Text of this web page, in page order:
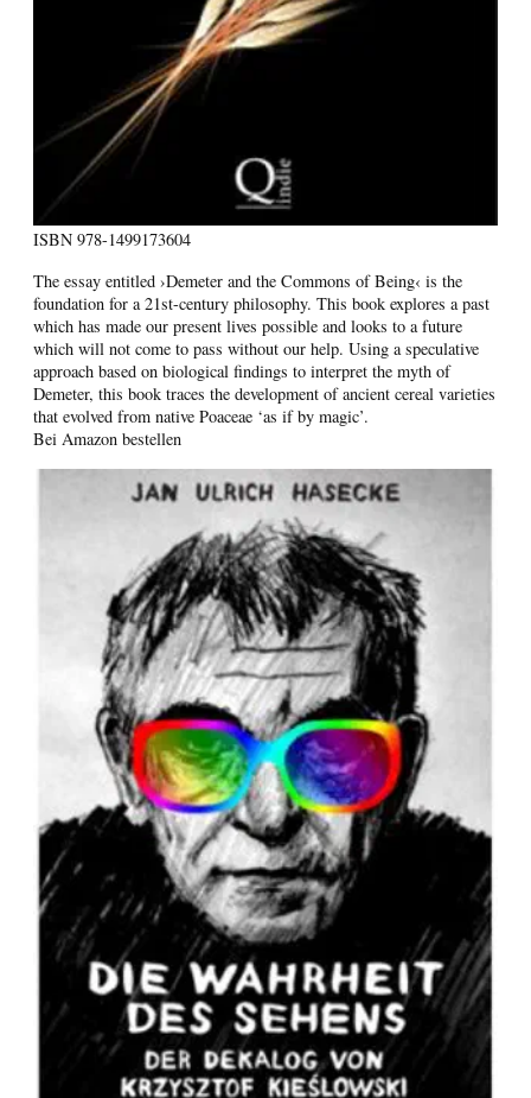
ISBN 978-1499173604
The essay entitled ›Demeter and the Commons of Being‹ is the
foundation for a 21st-century philosophy. This book explores a past
which has made our present lives possible and looks to a future
which will not come to pass without our help. Using a speculative
approach based on biological findings to interpret the myth of
Demeter, this book traces the development of ancient cereal varieties
that evolved from native Poaceae ‘as if by magic’.
Bei Amazon bestellen